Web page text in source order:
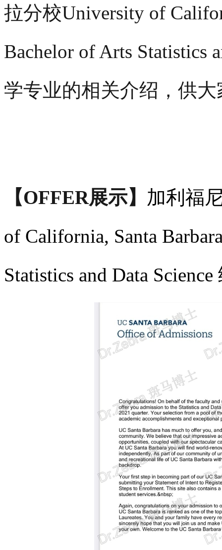
拉分校University of
Bachelor of Arts Statistics
学专业的相关介绍，供
【OFFER展示】 加利福
of California, Santa
Statistics and Data